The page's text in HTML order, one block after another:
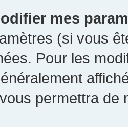
mes
(si vous
Pour les
permettra de